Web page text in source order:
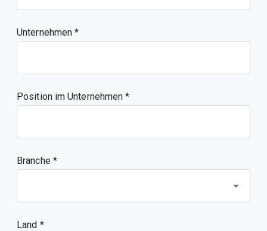
Unternehmen
Position im Unternehmen
Branche *
Land *